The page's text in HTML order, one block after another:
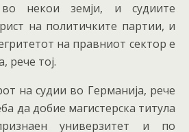
некои земји, и судиите
на политичките партии, и
на правниот сектор е
рече тој.
на судии во Германија, рече
да добие магистерска титула
универзитет и по